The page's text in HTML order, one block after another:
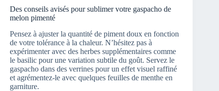
Des conseils avisés pour sublimer votre gaspacho de
melon pimenté
Pensez à ajuster la quantité de piment doux en fonction
de votre tolérance à la chaleur. N’hésitez pas à
expérimenter avec des herbes supplémentaires comme
le basilic pour une variation subtile du goût. Servez le
gaspacho dans des verrines pour un effet visuel raffiné
et agrémentez-le avec quelques feuilles de menthe en
garniture.